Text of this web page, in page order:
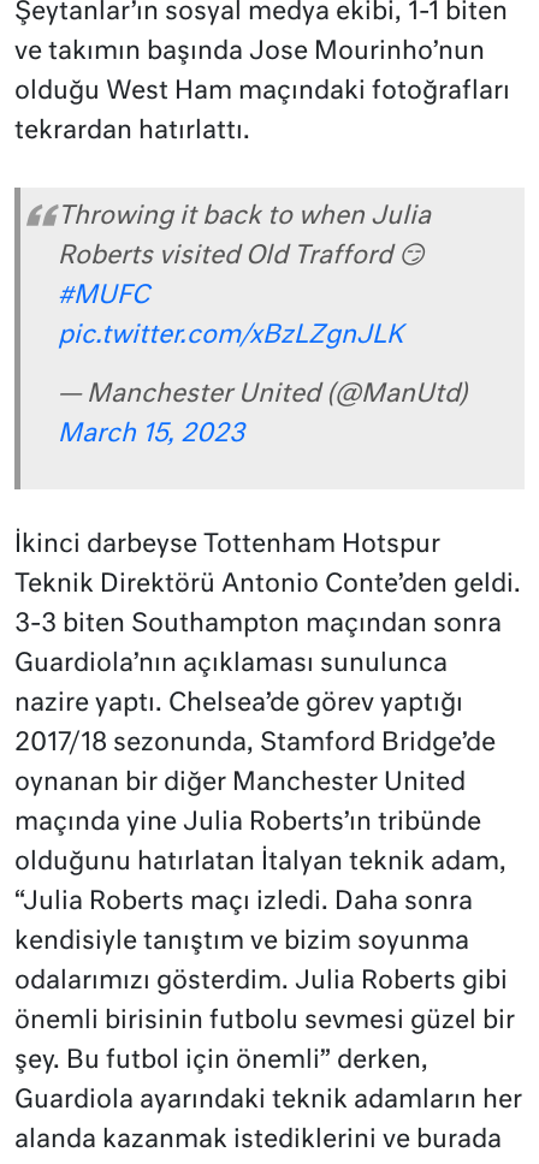
Şeytanlar’ın sosyal medya ekibi, 1-1 biten
ve takımın başında Jose Mourinho’nun
olduğu West Ham maçındaki fotoğrafları
tekrardan hatırlattı.
Throwing it back to when Julia
Roberts visited Old Trafford 😏
#MUFC
pic.twitter.com/xBzLZgnJLK
— Manchester United (@ManUtd)
March 15, 2023
İkinci darbeyse Tottenham Hotspur
Teknik Direktörü Antonio Conte’den geldi.
3-3 biten Southampton maçından sonra
Guardiola’nın açıklaması sunulunca
nazire yaptı. Chelsea’de görev yaptığı
2017/18 sezonunda, Stamford Bridge’de
oynanan bir diğer Manchester United
maçında yine Julia Roberts’ın tribünde
olduğunu hatırlatan İtalyan teknik adam,
“Julia Roberts maçı izledi. Daha sonra
kendisiyle tanıştım ve bizim soyunma
odalarımızı gösterdim. Julia Roberts gibi
önemli birisinin futbolu sevmesi güzel bir
şey. Bu futbol için önemli” derken,
Guardiola ayarındaki teknik adamların her
alanda kazanmak istediklerini ve burada